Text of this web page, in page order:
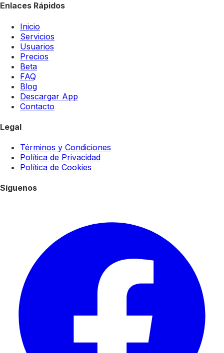
Enlaces Rápidos
Inicio
Servicios
Usuarios
Precios
Beta
FAQ
Blog
Descargar App
Contacto
Legal
Términos y Condiciones
Política de Privacidad
Política de Cookies
Síguenos